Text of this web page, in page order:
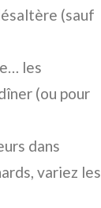
(sauf
les
(ou pour
dans
variez les